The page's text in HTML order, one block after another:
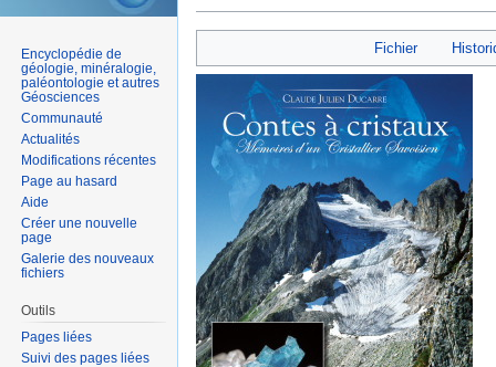
Fichier
Encyclopédie de
géologie, minéralogie,
paléontologie et autres
Géosciences
Communauté
Actualités
Modifications récentes
Page au hasard
Aide
Créer une nouvelle
page
Galerie des nouveaux
fichiers
Outils
Pages liées
Suivi des pages liées